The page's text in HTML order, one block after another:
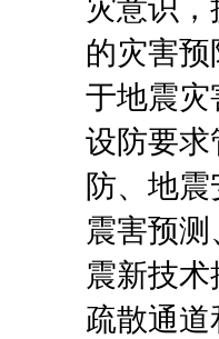
灾意识
的灾害
于地震灾
设防要求
防、地
震害预
震新技
疏散通